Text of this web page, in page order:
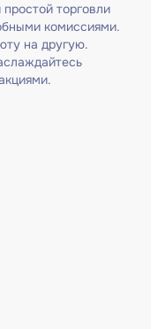
торговли
комиссиями.
на другую.